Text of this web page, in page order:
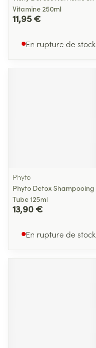
Vitamine 250ml
11,95 €
En rupture de stock
Phyto
Phyto Detox Shampooing
Tube 125ml
13,90 €
En rupture de stock